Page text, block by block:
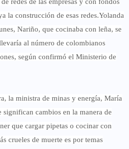
redes de las empresas y con fondos
la construcción de esas redes.Yolanda
Nariño, que cocinaba con leña, se
al número de colombianos
, según confirmó el Ministerio de
la ministra de minas y energía, María
significan cambios en la manera de
que cargar pipetas o cocinar con
crueles de muerte es por temas